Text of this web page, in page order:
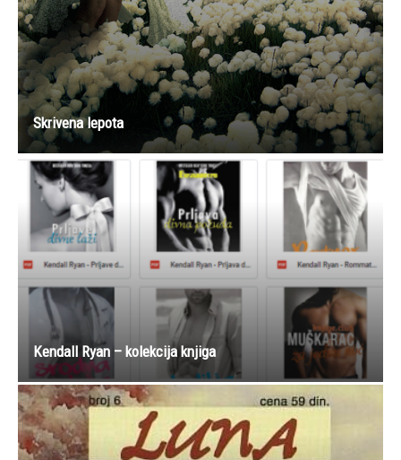
Skrivena lepota
Kendall Ryan – kolekcija knjiga